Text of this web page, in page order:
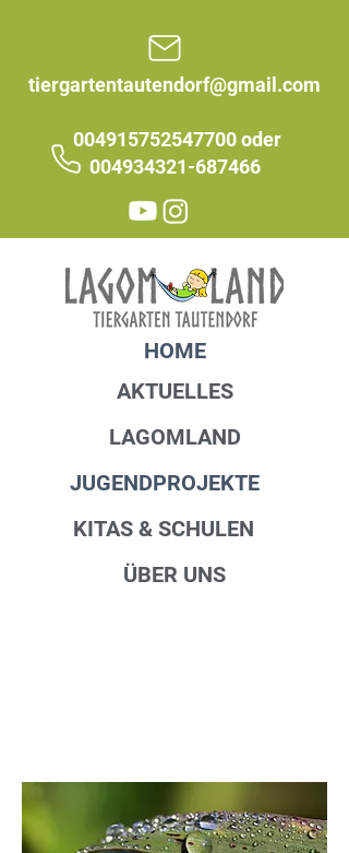
tiergartentautendorf@gmail.com
004915752547700oder
004934321-687466
HOME
AKTUELLES
LAGOMLAND
JUGENDPROJEKTE
KITAS & SCHULEN
ÜBER UNS